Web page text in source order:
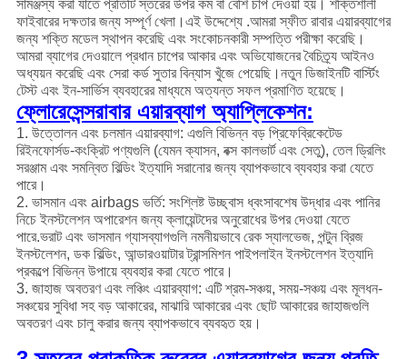
সামঞ্জস্য করা যাতে প্রতিটি স্তরের উপর কম বা বেশি চাপ দেওয়া হয়। শক্তিশালী
ফাইবারের দক্ষতার জন্য সম্পূর্ণ খেলা।এই উদ্দেশ্যে .আমরা স্ফীত রাবার এয়ারব্যাগের
জন্য শক্তি মডেল স্থাপন করেছি এবং সংকোচনকারী সম্পত্তি পরীক্ষা করেছি।
আমরা ব্যাগের দেওয়ালে প্রধান চাপের আকার এবং অভিযোজনের বৈচিত্র্য আইনও
অধ্যয়ন করেছি এবং সেরা কর্ড সুতার বিন্যাস খুঁজে পেয়েছি।নতুন ডিজাইনটি বার্স্টিং
টেস্ট এবং ইন-সার্ভিস ব্যবহারের মাধ্যমে অত্যন্ত সফল প্রমাণিত হয়েছে।
ফ্লোরেসেন্সরাবার এয়ারব্যাগ অ্যাপ্লিকেশন:
1. উত্তোলন এবং চলমান এয়ারব্যাগ: এগুলি বিভিন্ন বড় প্রিফেব্রিকেটেড
রিইনফোর্সড-কংক্রিট পণ্যগুলি (যেমন ক্যাসন, বক্স কালভার্ট এবং সেতু), তেল ড্রিলিং
সরঞ্জাম এবং সমন্বিত বিল্ডিং ইত্যাদি সরানোর জন্য ব্যাপকভাবে ব্যবহার করা যেতে
পারে।
2. ভাসমান এবং airbags ভর্তি: সংশ্লিষ্ট উচ্ছ্বাস ধ্বংসাবশেষ উদ্ধার এবং পানির
নিচে ইনস্টলেশন অপারেশন জন্য ক্লায়েন্টদের অনুরোধের উপর দেওয়া যেতে
পারে.ভরাট এবং ভাসমান গ্যাসব্যাগগুলি নমনীয়ভাবে রেক স্যালভেজ, পন্টুন ব্রিজ
ইনস্টলেশন, ডক বিল্ডিং, আন্ডারওয়াটার ট্রান্সমিশন পাইপলাইন ইনস্টলেশন ইত্যাদি
প্রকল্পে বিভিন্ন উপায়ে ব্যবহার করা যেতে পারে।
3. জাহাজ অবতরণ এবং লঞ্চিং এয়ারব্যাগ: এটি শ্রম-সঞ্চয়, সময়-সঞ্চয় এবং মূলধন-
সঞ্চয়ের সুবিধা সহ বড় আকারের, মাঝারি আকারের এবং ছোট আকারের জাহাজগুলি
অবতরণ এবং চালু করার জন্য ব্যাপকভাবে ব্যবহৃত হয়।